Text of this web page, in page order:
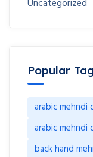
Uncategorized
Popular
arabic mehndi
arabic mehndi
back hand